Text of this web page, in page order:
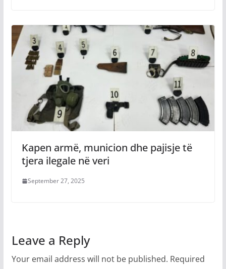
Kapen armë, municion dhe pajisje të
tjera ilegale në veri
September 27, 2025
Leave a Reply
Your email address will not be published. Required